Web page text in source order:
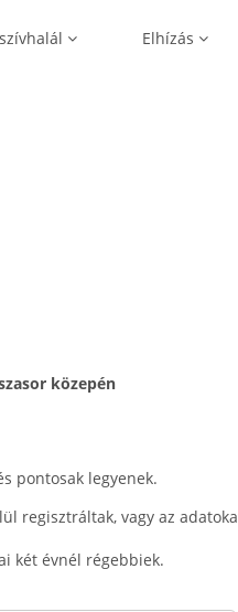
Elhízás
közepén
pontosak legyenek.
regisztráltak, vagy az
két évnél régebbiek.